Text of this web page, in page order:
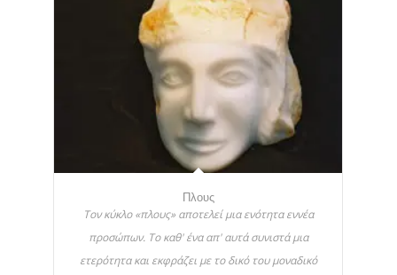
Πλους
Τον κύκλο «πλους» αποτελεί μια ενότητα εννέα
προσώπων. Το καθ' ένα απ' αυτά συνιστά μια
ετερότητα και εκφράζει με το δικό του μοναδικό